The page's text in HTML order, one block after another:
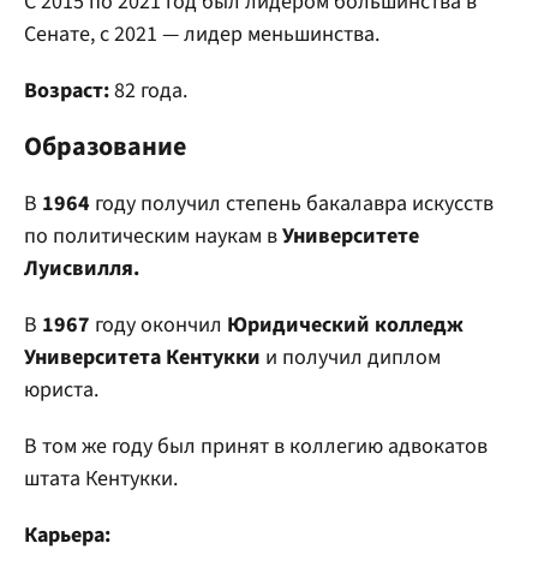
Сенате, с 2021 — лидер меньшинства.
Возраст:82 года.
Образование
В 1964 году получил степень бакалавра искусств
по политическим наукам вУниверситете
Луисвилля.
В 1967 году окончил Юридический колледж
Университета Кентукки и получил диплом
юриста.
В том же году был принят в коллегию адвокатов
штата Кентукки.
Карьера: